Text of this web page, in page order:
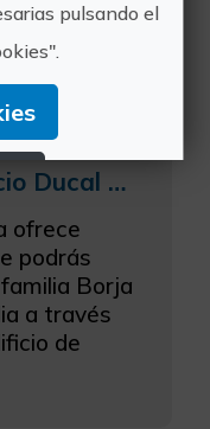
Visita guiada al Palacio Ducal de los Borja de Gandia
ofrece
podrás
Borja
a través
de
pulsando el